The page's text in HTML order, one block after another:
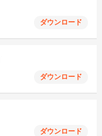
ダウンロード
ダウンロード
ダウンロード